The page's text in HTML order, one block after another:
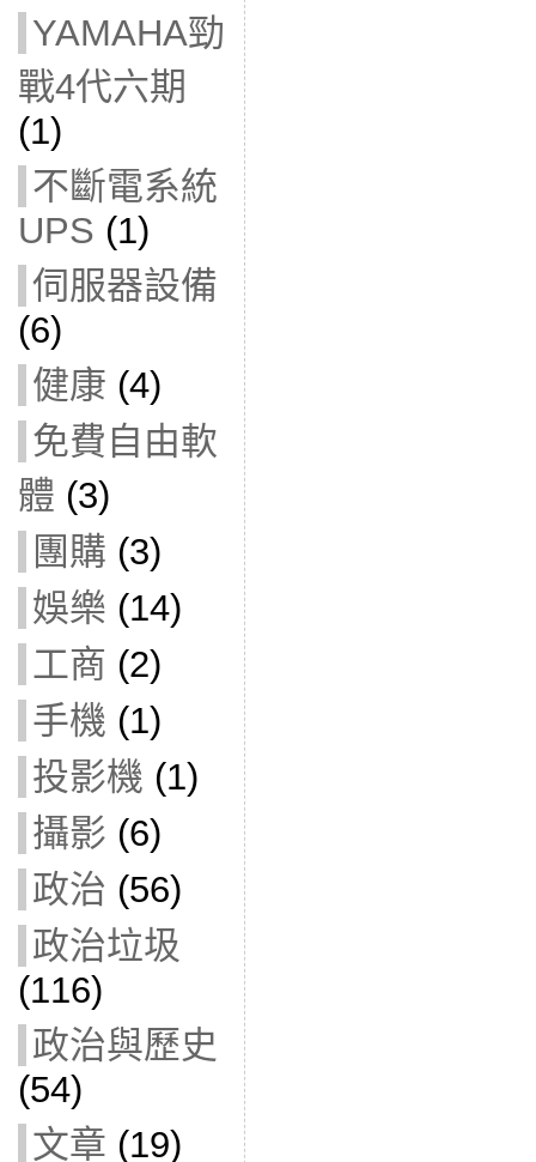
YAMAHA勁
戰4代六期
(1)
不斷電系統
UPS (1)
伺服器設備
(6)
健康 (4)
免費自由軟
體 (3)
團購 (3)
娛樂 (14)
工商 (2)
手機 (1)
投影機 (1)
攝影 (6)
政治 (56)
政治垃圾
(116)
政治與歷史
(54)
文章 (19)